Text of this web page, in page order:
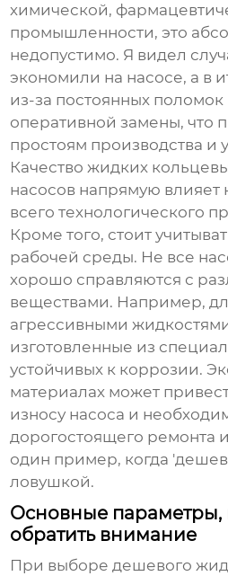
химической,
промышленности, это
недопустимо. Я видел
экономили на насосе, а в
из-за постоянных
оперативной замены, что
простоям производства и
Качествожидких
насосов напрямую влияет
всего технологического
Кроме того, стоит
рабочей среды. Не все
хорошо справляются с
веществами. Например,
агрессивными
изготовленные из
устойчивых к коррозии.
материалах может
износу насоса и
дорогостоящего ремонта
один пример, когда
ловушкой.
Основные параметры,
обратить внимание
При выборедешевого